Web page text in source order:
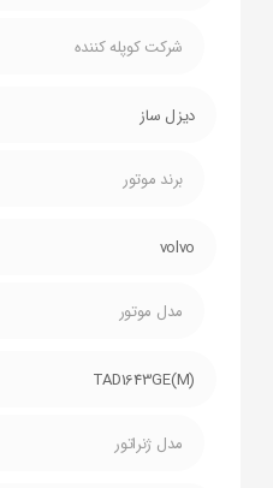
شرکت کوپله کننده
دیزل ساز
برند موتور
volvo
مدل موتور
TAD1643GE(M)
مدل ژنراتور